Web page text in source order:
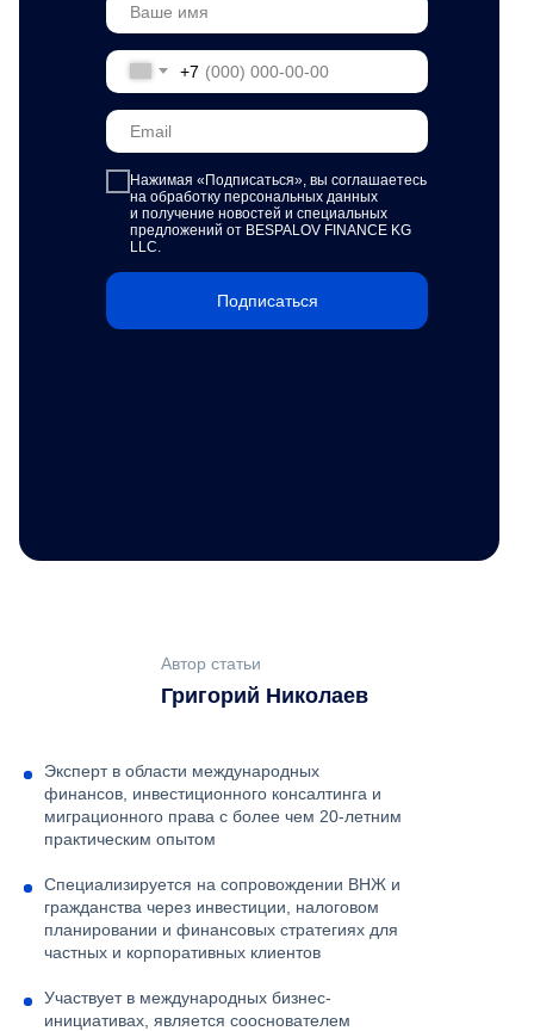
+7
Нажимая «Подписаться», вы соглашаетесь
на обработку персональных данных
и получение новостей и специальных
предложений от BESPALOV FINANCE KG
LLC.
Подписаться
Григорий Николаев
Автор статьи
Эксперт в области международных
финансов, инвестиционного консалтинга и
миграционного права с более чем 20-летним
практическим опытом
Специализируется на сопровождении ВНЖ и
гражданства через инвестиции, налоговом
планировании и финансовых стратегиях для
частных и корпоративных клиентов
Участвует в международных бизнес-
инициативах, является сооснователем